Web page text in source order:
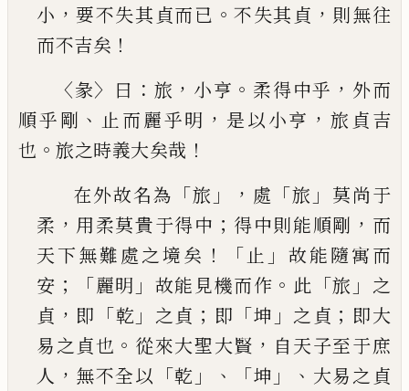
小 ，要不失其貞而已 。不失其貞 ， 則無往
而不吉矣 ！
〈彖〉 曰 ： 旅 ， 小亨 。 柔得中乎 ， 外而
順乎剛 、 止而麗乎明 ， 是以小亨 ， 旅貞吉
也 。 旅之時義大矣哉 ！
在外故名為 「旅 」， 處 「旅 」 莫尚于
柔 ， 用柔莫貴于得中 ； 得中則能順剛 ， 而
天下無難處之境矣 ！「 止 」 故能隨寓而
安 ；「麗明 」 故能見機而作 。 此 「旅 」 之
貞 ， 即 「乾 」 之貞 ； 即 「坤 」 之貞 ； 即大
易之貞也 。 從來大聖大賢 ， 自天子至于庶
人 ， 無不全以 「乾 」、「坤 」、 大易之貞